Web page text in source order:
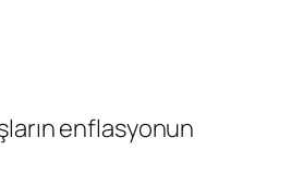
enflasyonun